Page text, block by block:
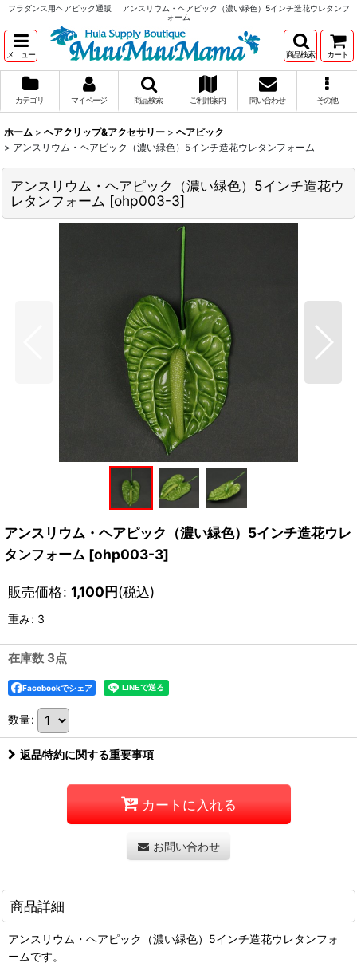
フラダンス用ヘアピック通販 アンスリウム・ヘアピック（濃い緑色）5インチ造花ウレタンフ
ォーム
メニュー 商品検索 カート
カテゴリ マイページ 商品検索 ご利用案内 問い合わせ その他
ホーム > ヘアクリップ&アクセサリー > ヘアピック
> アンスリウム・ヘアピック（濃い緑色）5インチ造花ウレタンフォーム
アンスリウム・ヘアピック（濃い緑色）5インチ造花ウ
レタンフォーム [ohp003-3]
アンスリウム・ヘアピック（濃い緑色）5インチ造花ウレ
タンフォーム [ohp003-3]
販売価格: 1,100円(税込)
重み: 3
在庫数 3点
Facebookでシェア
数量:
返品特約に関する重要事項
カートに入れる
お問い合わせ
商品詳細
アンスリウム・ヘアピック（濃い緑色）5インチ造花ウレタンフォ
ームです。